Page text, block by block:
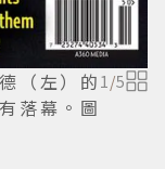
（左）的
落幕。圖
1 /5